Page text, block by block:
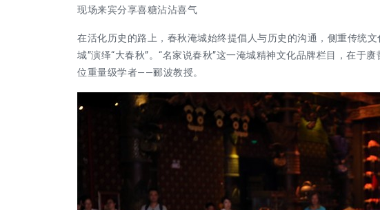
现场来宾分享喜糖沾沾喜气
在活化历史的路上，春秋淹城始终提倡人与历史的沟通，侧重传统
城”演绎“大春秋”。“名家说春秋”这一淹城精神文化品牌栏目，在于
位重量级学者——郦波教授。